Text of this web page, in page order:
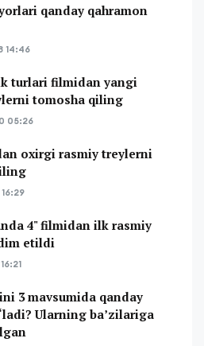
qanday qahramon
14:46
turlari filmidan yangi
tomosha qiling
05:26
oxirgi rasmiy treylerni
4" filmidan ilk rasmiy
etildi
3 mavsumida qanday
Ularning ba’zilariga